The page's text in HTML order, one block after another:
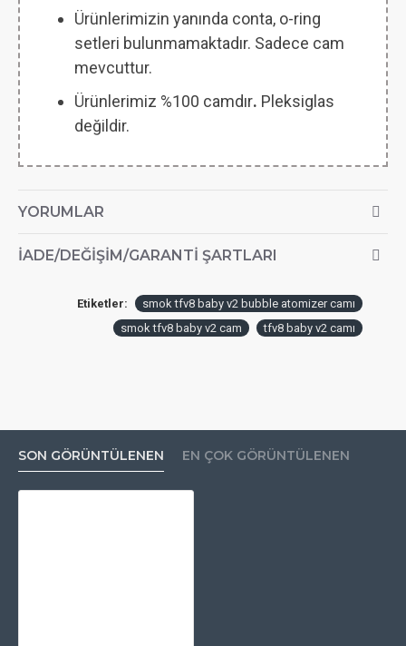
Ürünlerimizin yanında conta, o-ring
setleri bulunmamaktadır. Sadece cam
mevcuttur.
Ürünlerimiz %100 camdır. Pleksiglas
değildir.
YORUMLAR
İADE/DEĞIŞIM/GARANTI ŞARTLARI
Etiketler:
smok tfv8 baby v2 bubble atomizer camı
smok tfv8 baby v2 cam
tfv8 baby v2 camı
SON GÖRÜNTÜLENEN EN ÇOK GÖRÜNTÜLENEN